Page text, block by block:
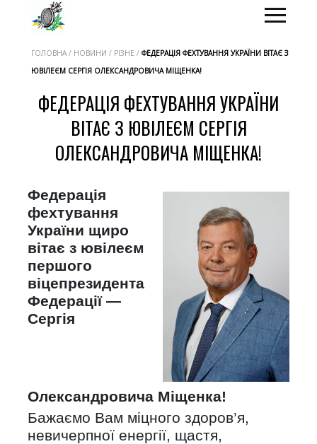
ГОЛОВНА / НОВИНИ / РІЗНЕ / ФЕДЕРАЦІЯ ФЕХТУВАННЯ УКРАЇНИ ВІТАЄ З
ЮВІЛЕЄМ СЕРГІЯ ОЛЕКСАНДРОВИЧА МІЩЕНКА!
ФЕДЕРАЦІЯ ФЕХТУВАННЯ УКРАЇНИ
ВІТАЄ З ЮВІЛЕЄМ СЕРГІЯ
ОЛЕКСАНДРОВИЧА МІЩЕНКА!
Федерація
фехтування
України щиро
вітає з ювілеєм
першого
віцепрезидента
Федерації —
Сергія
Олександровича Міщенка!
Бажаємо Вам міцного здоров’я,
невичерпної енергії, щастя,